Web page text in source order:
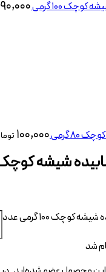
100 گرمی
80 گرمی ۱۰۰,۰۰۰
شیشه کوچک ۱۰۰
کوچک 100 گرمی عدد
شد